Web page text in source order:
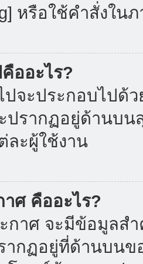
หรือใช้คำสั่งใ
ออะไร?
จะประกอบไปด้
รากฏอยู่ด้านบน
ะผู้ใช้งาน
ศ คืออะไร?
กาศ จะมีข้อมูลส
ากฏอยู่ที่ด้านบนข